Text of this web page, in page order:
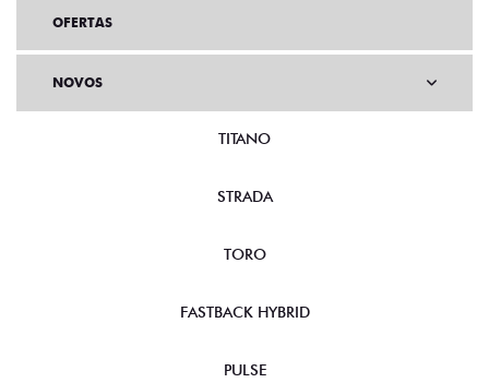
OFERTAS
NOVOS
TITANO
STRADA
TORO
FASTBACK HYBRID
PULSE